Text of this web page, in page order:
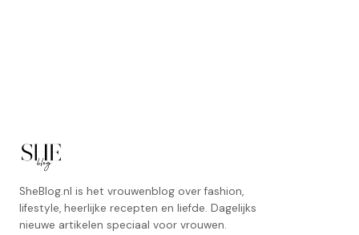
SheBlog.nl is het vrouwenblog over fashion,
lifestyle, heerlijke recepten en liefde. Dagelijks
nieuwe artikelen speciaal voor vrouwen.